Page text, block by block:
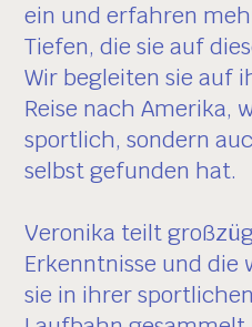
ein und erfahren
Tiefen, die sie auf
Wir begleiten sie auf
Reise nach Amerika,
sportlich, sondern
selbst gefunden hat.
Veronika teilt
Erkenntnisse und die
sie in ihrer